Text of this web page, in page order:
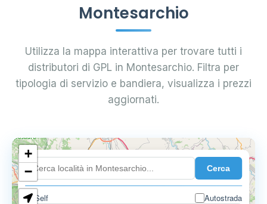
Montesarchio
Utilizza la mappa interattiva per trovare tutti i
distributori di GPL in Montesarchio. Filtra per
tipologia di servizio e bandiera, visualizza i prezzi
aggiornati.
Cerca
Self
Autostrada
0.699 €
+
−